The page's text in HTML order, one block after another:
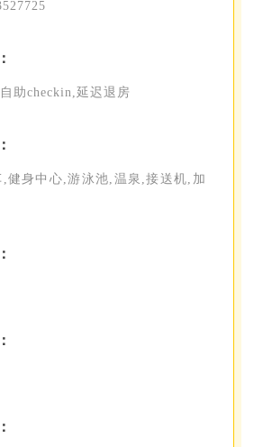
助checkin,延迟退房
健身中心,游泳池,温泉,接送机,加